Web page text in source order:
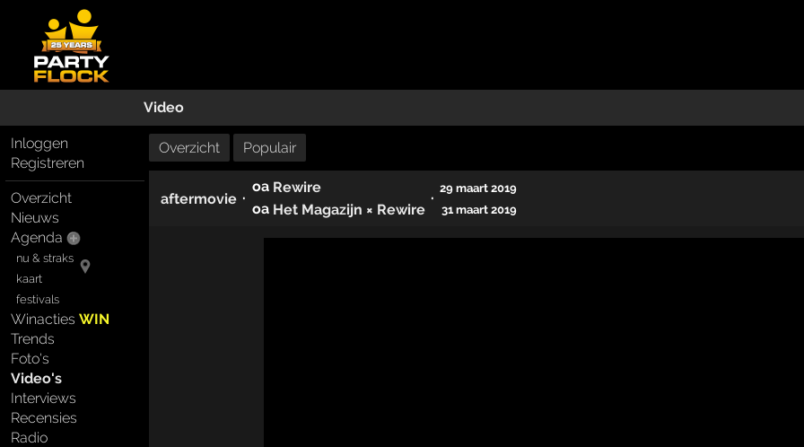
Video
Inloggen
Registreren
Overzicht
Nieuws
Agenda
nu & straks
kaart
festivals
WinactiesWIN
Trends
Foto's
Video's
Interviews
Recensies
Radio
Overzicht Populair
aftermovie ·
oa Rewire
oa Het Magazijn × Rewire
·
29 maart 2019
31 maart 2019